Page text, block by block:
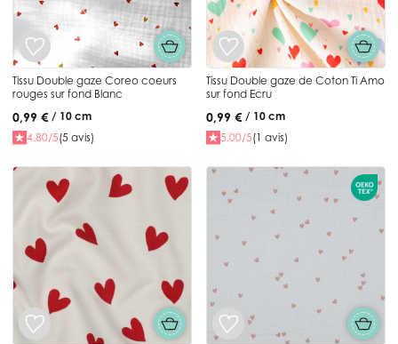
Tissu Double gaze Coreo coeurs
rouges sur fond Blanc
0,99 € / 10 cm
4.80/5(5 avis)
Tissu Double gaze de Coton Ti Amo
sur fond Ecru
0,99 € / 10 cm
5.00/5(1 avis)